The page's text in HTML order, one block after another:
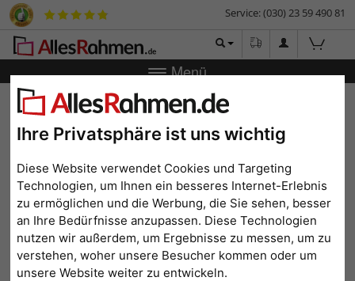
Ihre Privatsphäre ist uns wichtig
Diese Website verwendet Cookies und Targeting
Technologien, um Ihnen ein besseres Internet-Erlebnis
zu ermöglichen und die Werbung, die Sie sehen, besser
an Ihre Bedürfnisse anzupassen. Diese Technologien
nutzen wir außerdem, um Ergebnisse zu messen, um zu
verstehen, woher unsere Besucher kommen oder um
unsere Website weiter zu entwickeln.
Service: (030) 23 59 490 81
Menü
Bilderrahmen-Shop Marken
Showdown Display
Filterergebnis
Prospekt- und
Plakataufsteller von display
Die Marke display hat sich schon seit geraumer Zeit auf die
professionellen Präsentationshilfen für Poster, Flyer und andere
Werbemittel spezialisiert. Oberste Priorität haben bei dieser Marke
deshalb solide Verarbeitung und schnittiges Design. Das sind
nämlich die beiden Eigenschaften auf welche es beim